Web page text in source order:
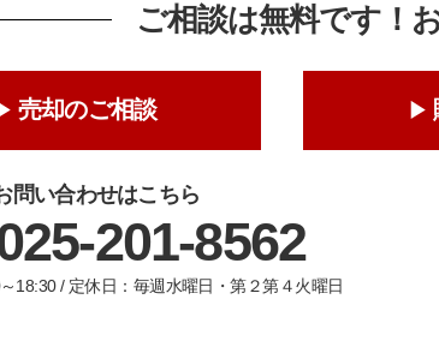
ご相談は無料です！
売却のご相談
問い合わせはこちら
201-8562
18:30 / 定休日：毎週水曜日・第２第４火曜日